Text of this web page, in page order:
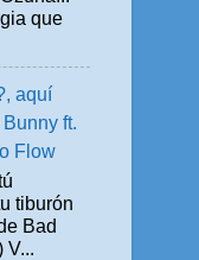
que
aquí
Bunny ft.
Flow
tiburón
Bad
V...